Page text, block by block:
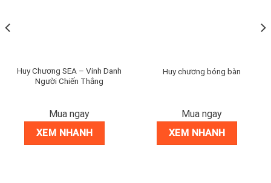
Huy Chương SEA – Vinh Danh
Người Chiến Thắng
Mua ngay
XEM NHANH
Huy chương bóng bàn
Mua ngay
XEM NHANH